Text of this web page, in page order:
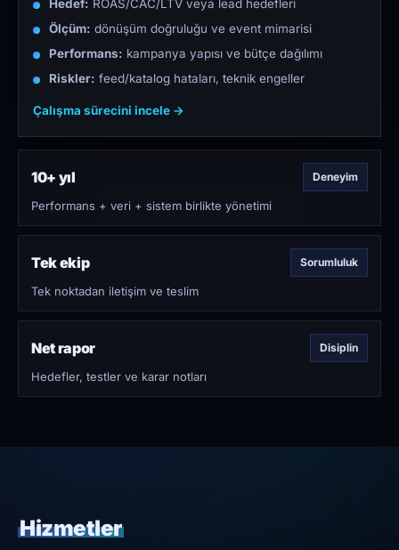
Hedef: ROAS/CAC/LTV veya lead hedefleri
Ölçüm: dönüşüm doğruluğu ve event mimarisi
Performans: kampanya yapısı ve bütçe dağılımı
Riskler: feed/katalog hataları, teknik engeller
Çalışma sürecini incele →
10+ yıl Deneyim
Performans + veri + sistem birlikte yönetimi
Tek ekip Sorumluluk
Tek noktadan iletişim ve teslim
Net rapor Disiplin
Hedefler, testler ve karar notları
Hizmetler